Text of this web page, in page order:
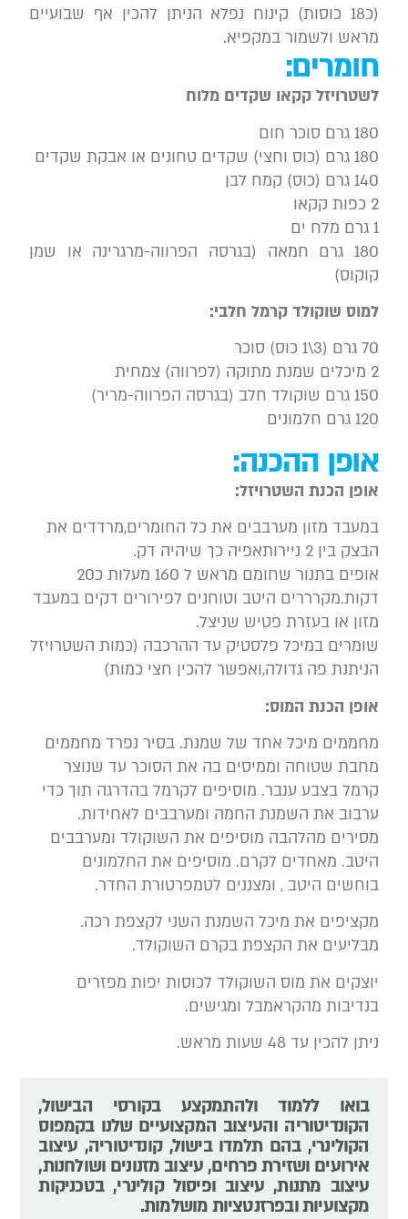
(כ18 כוסות) קינוח נפלא הניתן להכין אף שבועיים
מראש ולשמור במקפיא.
חומרים:
לשטרויזל קקאו שקדים מלוח
180 גרם סוכר חום
180 גרם (כוס וחצי) שקדים טחונים או אבקת שקדים
140 גרם (כוס) קמח לבן
180 גרם חמאה (בגרסה הפרווה-מרגרינה או שמן
קוקוס)
למוס שוקולד קרמל חלבי:
150 גרם שוקולד חלב (בגרסה הפרווה-מריר)
אופן ההכנה:
אופן הכנת השטרויזל:
במעבד מזון מערבבים את כל החומרים,מרדדים את
הבצק בין 2 ניירותאפיה כך שיהיה דק.
אופים בתנור שחומם מראש ל 160 מעלות כ20
דקות.מקרררים היטב וטוחנים לפירורים דקים במעבד
מזון או בעזרת פטיש שניצל.
שומרים במיכל פלסטיק עד ההרכבה (כמות השטרויזל
הניתנת פה גדולה,ואפשר להכין חצי כמות)
אופן הכנת המוס:
מחממים מיכל אחד של שמנת. בסיר נפרד מחממים
מחבת שטוחה וממיסים בה את הסוכר עד שנוצר
קרמל בצבע ענבר. מוסיפים לקרמל בהדרגה תוך כדי
ערבוב את השמנת החמה ומערבבים לאחידות.
מסירים מהלהבה מוסיפים את השוקולד ומערבבים
היטב. מאחדים לקרם. מוסיפים את החלמונים
בוחשים היטב , ומצננים לטמפרטורת החדר.
מקציפים את מיכל השמנת השני לקצפת רכה.
מבליעים את הקצפת בקרם השוקולד.
יוצקים את מוס השוקולד לכוסות יפות מפזרים
בנדיבות מהקראמבל ומגישים.
ניתן להכין עד 48 שעות מראש.
בואו ללמוד ולהתמקצע בקורסי הבישול,
הקונדיטוריה והעיצוב המקצועיים שלנו בקמפוס
הקולינרי, בהם תלמדו בישול, קונדיטוריה, עיצוב
אירועים ושזירת פרחים, עיצוב מזנונים ושולחנות,
עיצוב מתנות, עיצוב ופיסול קולינרי, בטכניקות
מקצועיות ובפרזנטציות מושלמות.